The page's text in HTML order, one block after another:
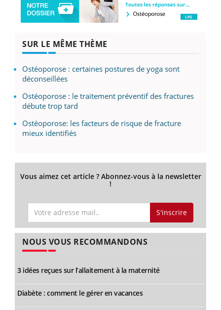
SUR LE MÊME THÈME
Ostéoporose : certaines postures de yoga sont
déconseillées
Ostéoporose : le traitement préventif des fractures
débute trop tard
Ostéoporose: les facteurs de risque de fracture
mieux identifiés
Vous aimez cet article ? Abonnez-vous à la newsletter
!
S'inscrire
NOUS VOUS RECOMMANDONS
3 idées reçues sur l’allaitement à la maternité
Diabète : comment le gérer en vacances